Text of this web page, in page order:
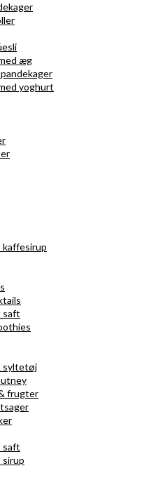
æg
yoghurt
kaffesirup
saft
syltetøj
frugter
saft
sirup